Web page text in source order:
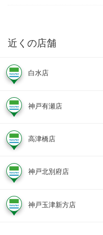
近くの店舗
白水店
神戸有瀬店
高津橋店
神戸北別府店
神戸玉津新方店